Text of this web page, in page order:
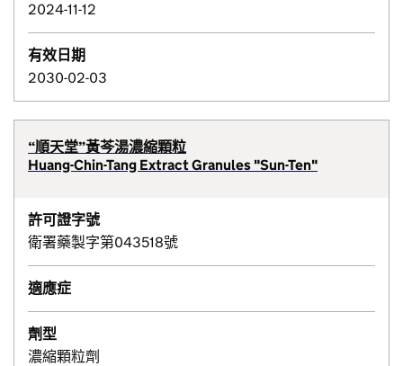
2024-11-12
有效日期
2030-02-03
“順天堂”黃芩湯濃縮顆粒
Huang-Chin-Tang Extract Granules "Sun-Ten"
許可證字號
衛署藥製字第043518號
適應症
劑型
濃縮顆粒劑